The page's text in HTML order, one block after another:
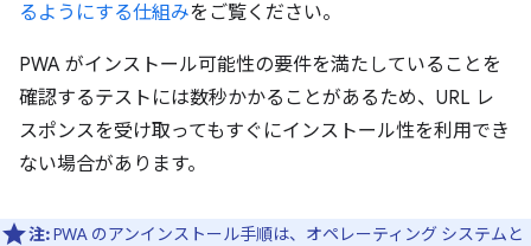
るようにする仕組みをご覧ください。
PWA がインストール可能性の要件を満たしていることを
確認するテストには数秒かかることがあるため、URL レ
スポンスを受け取ってもすぐにインストール性を利用でき
ない場合があります。
注:PWA のアンインストール手順は、オペレーティング システムと